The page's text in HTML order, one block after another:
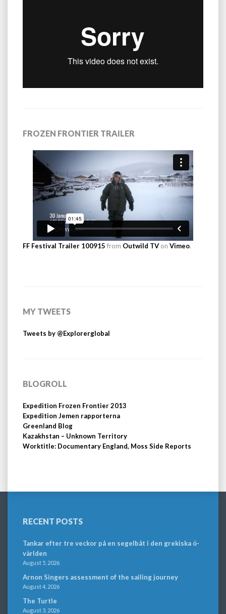
FROZEN FRONTIER TRAILER
FF Festival Trailer 100915 from Outwild TV on Vimeo.
MY TWEETS
Tweets by @Explorerglobal
BLOGROLL
Expedition Frozen Frontier 2013
Expedition Jemen rapporterna
Greenland Blog
Kazakhstan – Unknown Territory
Worktitle: Documentary England, Moss Side Reports
RECENT POSTS
Tankar efter tre veckor på en segelbåt i den grekiska ö-
världen
August 5, 2026
Arnon Singers assessment of the sailing journey
August 4, 2026
The Turtle
August 3, 2026